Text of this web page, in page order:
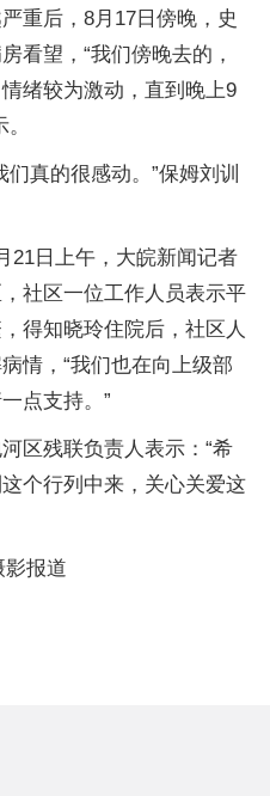
重后，8月17日傍晚，史
看望，“我们傍晚去的，
绪较为激动，直到晚上9
真的很感动。”保姆刘训
21日上午，大皖新闻记者
社区一位工作人员表示平
得知晓玲住院后，社区人
情，“我们也在向上级部
点支持。”
区残联负责人表示：“希
个行列中来，关心关爱这
报道